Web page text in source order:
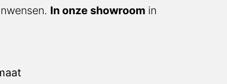
showroomin Putten laten we